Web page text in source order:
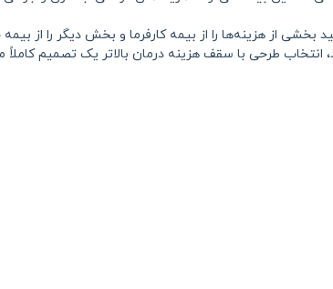
از هزینه‌ها را از بیمه کارفرما و بخش دیگر را از بیمه
انتخاب طرحی با سقف هزینه درمان بالاتر یک تصمیم